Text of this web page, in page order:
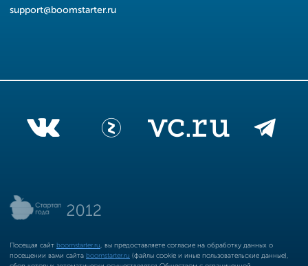
support@boomstarter.ru
Посещая сайт boomstarter.ru , вы предоставляете согласие на обработку данных о
посещении вами сайта boomstarter.ru (файлы cookie и иные пользовательские данные),